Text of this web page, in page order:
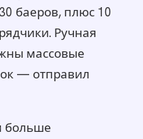
баеров, плюс 10
Ручная
массовые
— отправил
больше